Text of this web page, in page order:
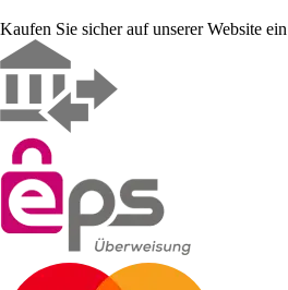
Kaufen Sie sicher auf unserer Website ein